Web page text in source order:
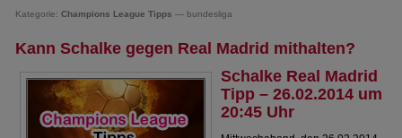
Kategorie:Champions League Tipps — bundesliga
Kann Schalke gegen Real Madrid mithalten?
Schalke Real Madrid
Tipp – 26.02.2014 um
20:45 Uhr